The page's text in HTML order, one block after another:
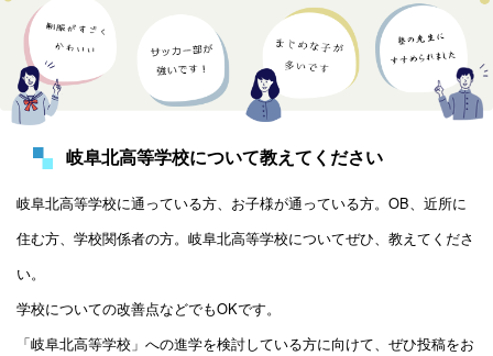
岐阜北高等学校について教えてください
岐阜北高等学校に通っている方、お子様が通っている方。OB、近所に
住む方、学校関係者の方。岐阜北高等学校についてぜひ、教えてくださ
い。
学校についての改善点などでもOKです。
「岐阜北高等学校」への進学を検討している方に向けて、ぜひ投稿をお